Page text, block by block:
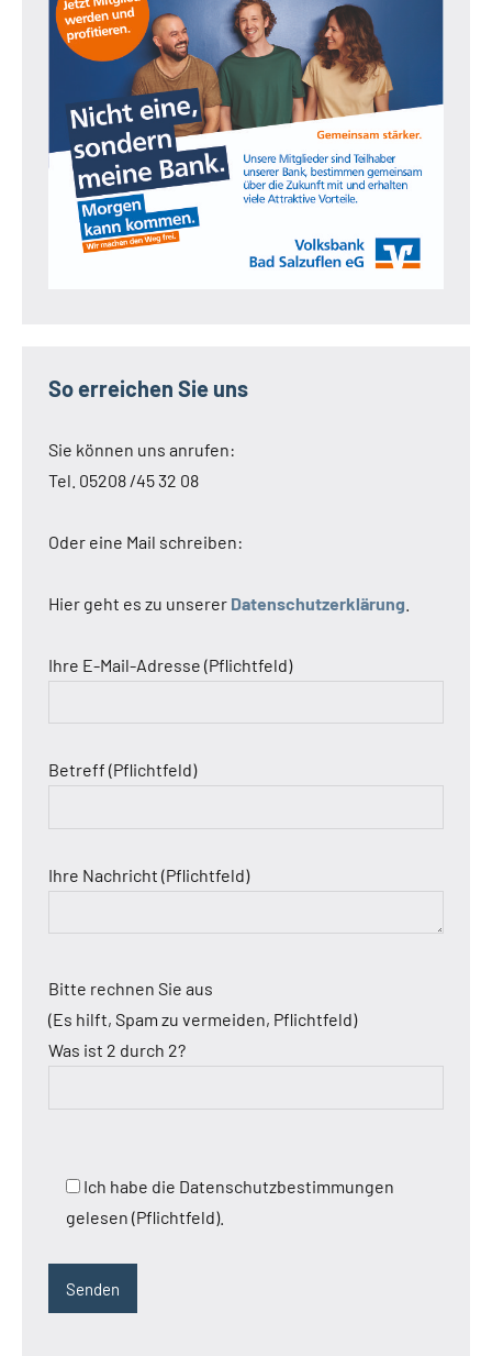
So erreichen Sie uns
Sie können uns anrufen:
Tel. 05208 /45 32 08
Oder eine Mail schreiben:
Hier geht es zu unserer Datenschutzerklärung
Ihre E-Mail-Adresse (Pflichtfeld)
Betreff (Pflichtfeld)
Ihre Nachricht (Pflichtfeld)
Bitte rechnen Sie aus
(Es hilft, Spam zu vermeiden, Pflichtfeld)
Was ist 2 durch 2?
Ich habe die Datenschutzbestimmungen
gelesen (Pflichtfeld).